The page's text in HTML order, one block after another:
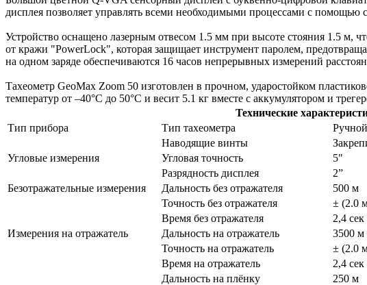
дисплея позволяет управлять всеми необходимыми процессами с помощью
Устройство оснащено лазерным отвесом 1.5 мм при высоте стояния 1.5 м,
от кражи "PowerLock", которая защищает инструмент паролем,
на одном заряде обеспечиваются 16 часов непрерывных измерений
Тахеометр GeoMax Zoom 50 изготовлен в прочном, ударостойком
температур от –40°C до 50°C и весит 5.1 кг вместе с аккумулятором и
Технические
Тип прибора
Тип тахеометра
Ручной
Наводящие винты
Угловые измерения
Угловая точность
5"
Разрядность дисплея
2”
Безотражательные измерения
Дальность без отражателя
500 м
Точность без отражателя
± (2.0
Время без отражателя
2,4 сек
Измерения на отражатель
Дальность на отражатель
3500 м
Точность на отражатель
± (2.0
Время на отражатель
2,4 сек
Дальность на плёнку
250 м